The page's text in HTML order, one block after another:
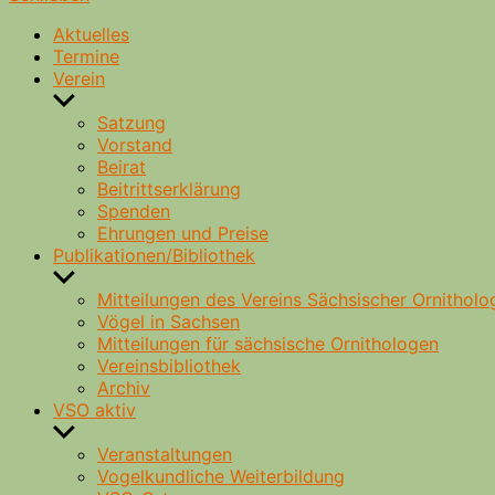
Aktuelles
Termine
Verein
Untermenü
anzeigenSatzung
Vorstand
Beirat
Beitrittserklärung
Spenden
Ehrungen und Preise
Publikationen/Bibliothek
Untermenü
anzeigenMitteilungen des Vereins Sächsischer
Vögel in Sachsen
Mitteilungen für sächsische Ornithologen
Vereinsbibliothek
Archiv
VSO aktiv
Untermenü
anzeigenVeranstaltungen
Vogelkundliche Weiterbildung